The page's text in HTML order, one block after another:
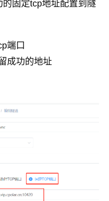
固定tcp地址配置到隧
端口
成功的地址